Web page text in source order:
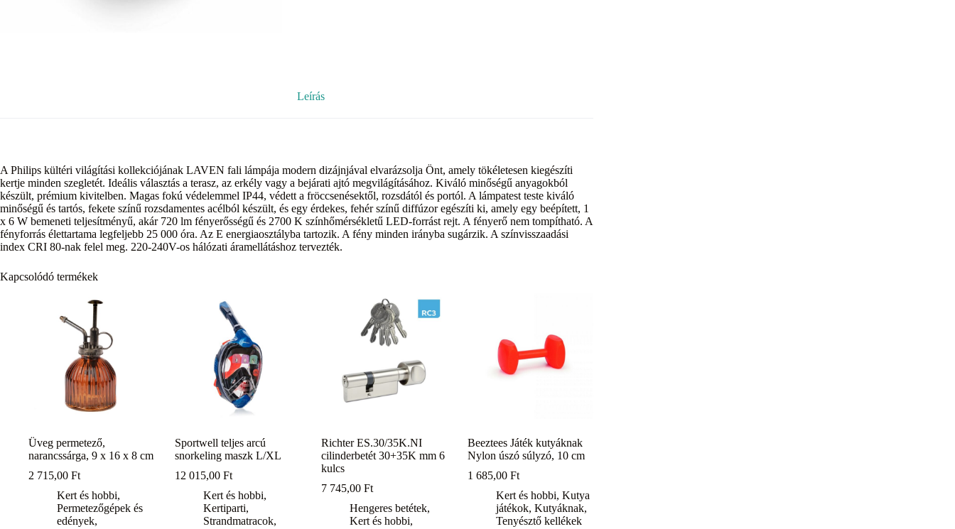
Leírás
A Philips kültéri világítási kollekciójának LAVEN fali lámpája modern dizájnjával elvarázsolja Önt, amely tökéletesen kiegészíti
kertje minden szegletét. Ideális választás a terasz, az erkély vagy a bejárati ajtó megvilágításához. Kiváló minőségű anyagokból
készült, prémium kivitelben. Magas fokú védelemmel IP44, védett a fröccsenésektől, rozsdától és portól. A lámpatest teste kiváló
minőségű és tartós, fekete színű rozsdamentes acélból készült, és egy érdekes, fehér színű diffúzor egészíti ki, amely egy beépített, 1
x 6 W bemeneti teljesítményű, akár 720 lm fényerősségű és 2700 K színhőmérsékletű LED-forrást rejt. A fényerő nem tompítható. A
fényforrás élettartama legfeljebb 25 000 óra. Az E energiaosztályba tartozik. A fény minden irányba sugárzik. A színvisszaadási
index CRI 80-nak felel meg. 220-240V-os hálózati áramellátáshoz tervezték.
Kapcsolódó termékek
Üveg permetező,
narancssárga, 9 x 16 x 8 cm
2 715,00 Ft
Kert és hobbi,
Permetezőgépek és
edények,
Sportwell teljes arcú
snorkeling maszk L/XL
12 015,00Ft
Kert és hobbi,
Kertiparti,
Strandmatracok,
Richter ES.30/35K.NI
cilinderbetét 30+35K mm 6
kulcs
7 745,00Ft
Hengeres betétek,
Kert és hobbi,
Beeztees Játék kutyáknak
Nylon úszó súlyzó, 10 cm
1 685,00Ft
Kert és hobbi,Kutya
játékok,Kutyáknak,
Tenyésztő kellékek